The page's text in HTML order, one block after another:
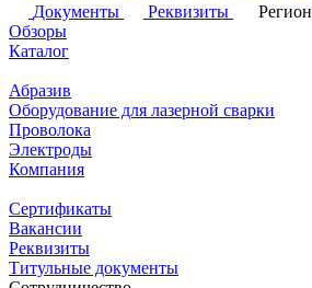
Документы
Реквизиты Регион
Обзоры
Каталог
Абразив
Оборудование для лазерной сварки
Проволока
Электроды
Компания
Сертификаты
Вакансии
Реквизиты
Титульные документы